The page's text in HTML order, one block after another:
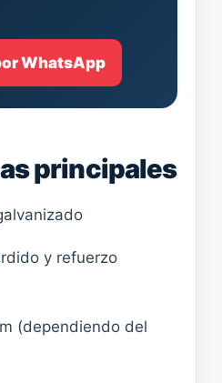
WhatsApp
principales
y refuerzo
(dependiendo del